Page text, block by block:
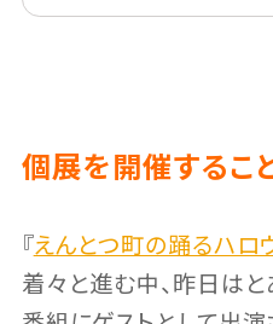
個展を開催するこ
『えんとつ町の踊るハロ
着々と進む中、昨日はと